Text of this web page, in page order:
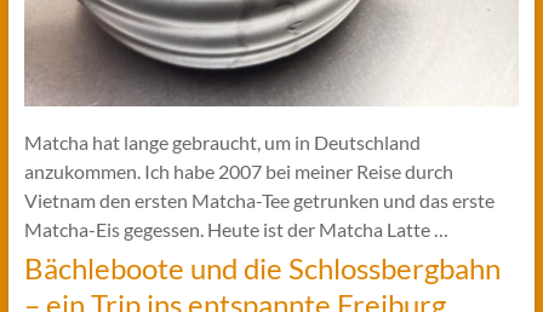
Matcha hat lange gebraucht, um in Deutschland
anzukommen. Ich habe 2007 bei meiner Reise durch
Vietnam den ersten Matcha-Tee getrunken und das erste
Matcha-Eis gegessen. Heute ist der Matcha Latte …
Bächleboote und die Schlossbergbahn
– ein Trip ins entspannte Freiburg